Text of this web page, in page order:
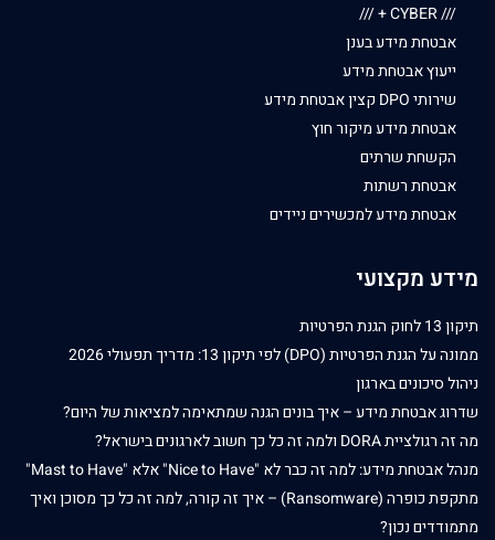
/// CYBER + ///
אבטחת מידע בענן
ייעוץ אבטחת מידע
שירותי DPO קצין אבטחת מידע
אבטחת מידע מיקור חוץ
הקשחת שרתים
אבטחת רשתות
אבטחת מידע למכשירים ניידים
מידע מקצועי
תיקון 13 לחוק הגנת הפרטיות
ממונה על הגנת הפרטיות (DPO) לפי תיקון 13: מדריך תפעולי 2026
ניהול סיכונים בארגון
שדרוג אבטחת מידע – איך בונים הגנה שמתאימה למציאות של היום?
מה זה רגולציית DORA ולמה זה כל כך חשוב לארגונים בישראל?
מנהל אבטחת מידע: למה זה כבר לא "Nice to Have" אלא "Mast to Have"
מתקפת כופרה (Ransomware) – איך זה קורה, למה זה כל כך מסוכן ואיך
מתמודדים נכון?